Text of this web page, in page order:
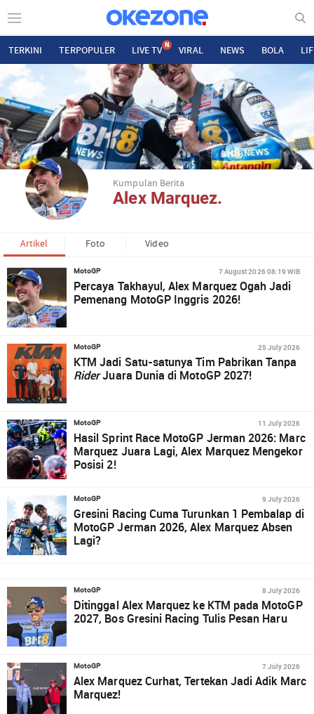
TERKINI TERPOPULER LIVE TV N VIRAL NEWS BOLA
Kumpulan Berita
Alex Marquez.
Artikel Foto Video
MotoGP 7 August 2026 08:19 WIB
Percaya Takhayul, Alex Marquez Ogah Jadi
Pemenang MotoGP Inggris 2026!
MotoGP 25 July 2026
KTM Jadi Satu-satunya Tim Pabrikan Tanpa
RiderJuara Dunia di MotoGP 2027!
MotoGP 11 July 2026
Hasil Sprint Race MotoGP Jerman 2026: Marc
Marquez Juara Lagi, Alex Marquez Mengekor
Posisi 2!
MotoGP 9 July 2026
Gresini Racing Cuma Turunkan 1 Pembalap di
MotoGP Jerman 2026, Alex Marquez Absen
Lagi?
MotoGP 8 July 2026
Ditinggal Alex Marquez ke KTM pada MotoGP
2027, Bos Gresini Racing Tulis Pesan Haru
MotoGP 7 July 2026
Alex Marquez Curhat, Tertekan Jadi Adik Marc
Marquez!